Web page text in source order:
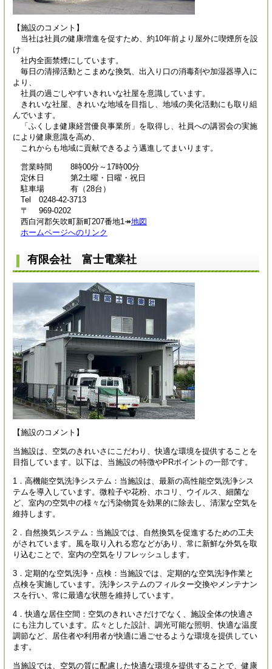
【施設のコメント】
当社は社員の健康増進を促すため、約10年前より屋外に喫煙所を設
け
社内全面禁煙にしています。
毎日の清掃活動とこまめな換気、出入り口の消毒剤や加湿器導入に
より、
社員の過ごしやすいきれいな社屋を意識しています。
きれいな社屋、きれいな地域を目指し、地域の美化活動にも取り組
んでいます。
「ふくしま健康経営優良事業所」を取得し、社員への講習会の実施
により健康意識を高め、
これからも地域に貢献できるよう邁進してまいります。
営業時間 8時00分～17時00分
定休日 第2土曜・日曜・祝日
駐車場 有（28台）
Tel 0248-42-3713
〒 969-0202
西白河郡矢吹町新町207番地1↠地図
ホームページへのリンク
有限会社 富士電業社
【施設のコメント】
当施設は、空気のきれいさにこだわり、快適な環境を提供することを
目指しています。以下は、当施設の特徴やPRポイントの一部です。
1．高機能空気洗浄システム：当施設は、最新の高性能空気洗浄シス
テムを導入しています。微粒子や花粉、ホコリ、ウイルス、細菌な
ど、室内の空気中の様々な汚染物質を効果的に除去し、清潔な空気を
維持します。
2．自然換気システム：当施設では、自然換気を促進するための工夫
がされています。風を取り入れる窓などがあり、常に新鮮な外気を取
り込むことで、室内の空気をリフレッシュします。
3．定期的な空気洗浄・点検：当施設では、定期的な空気洗浄作業と
点検を実施しています。洗浄システムのフィルター交換やメンテナン
スを行い、常に最適な状態を維持しています。
4．快適な居住空間：空気のきれいさだけでなく、施設全体の快適さ
にも注力しています。広々とした設計、調光可能な照明、快適な温度
調節など、居住者や利用者が快適に過ごせるような環境を提供してい
ます。
当施設では、空気の質に配慮した快適な環境を提供することで、健康